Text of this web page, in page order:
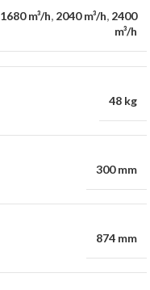
1680 m³/h, 2040 m³/h, 2400
m³/h
48 kg
300 mm
874 mm